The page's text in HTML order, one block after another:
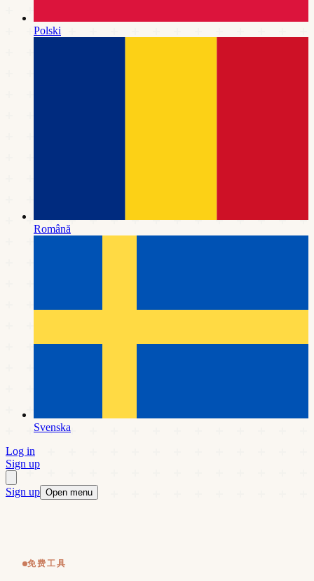
Polski
Română
Svenska
Log in
Sign up
Sign up Open menu
免费工具